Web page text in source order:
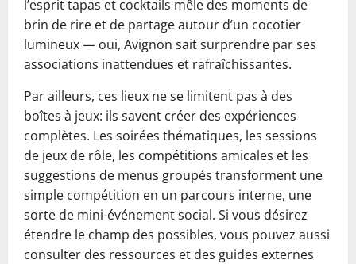
l’esprit tapas et cocktails mêle des moments de
brin de rire et de partage autour d’un cocotier
lumineux — oui, Avignon sait surprendre par ses
associations inattendues et rafraîchissantes.
Par ailleurs, ces lieux ne se limitent pas à des
boîtes à jeux: ils savent créer des expériences
complètes. Les soirées thématiques, les sessions
de jeux de rôle, les compétitions amicales et les
suggestions de menus groupés transforment une
simple compétition en un parcours interne, une
sorte de mini-événement social. Si vous désirez
étendre le champ des possibles, vous pouvez aussi
consulter des ressources et des guides externes